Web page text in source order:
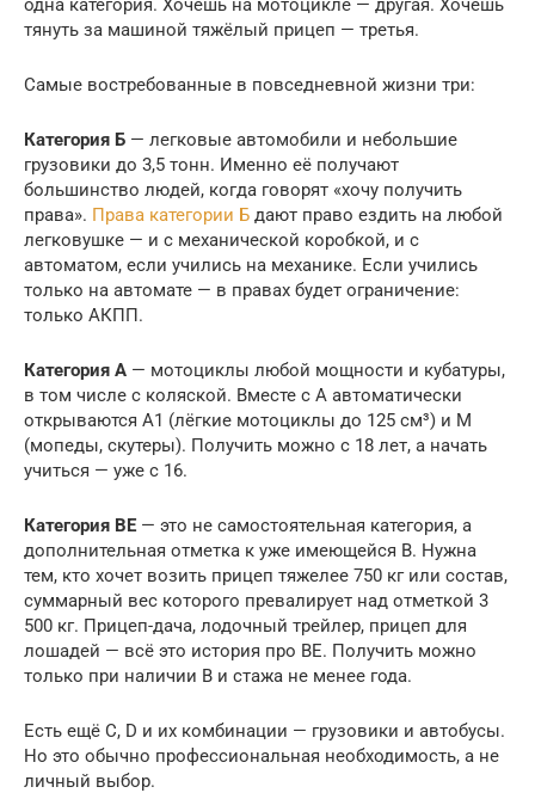
одна категория. Хочешь на мотоцикле — другая. Хочешь
тянуть за машиной тяжёлый прицеп — третья.
Самые востребованные в повседневной жизни три:
Категория Б — легковые автомобили и небольшие
грузовики до 3,5 тонн. Именно её получают
большинство людей, когда говорят «хочу получить
права». Права категории Б дают право ездить на любой
легковушке — и с механической коробкой, и с
автоматом, если учились на механике. Если учились
только на автомате — в правах будет ограничение:
только АКПП.
Категория А — мотоциклы любой мощности и кубатуры,
в том числе с коляской. Вместе с А автоматически
открываются А1 (лёгкие мотоциклы до 125 см³) и М
(мопеды, скутеры). Получить можно с 18 лет, а начать
учиться — уже с 16.
Категория ВЕ — это не самостоятельная категория, а
дополнительная отметка к уже имеющейся В. Нужна
тем, кто хочет возить прицеп тяжелее 750 кг или состав,
суммарный вес которого превалирует над отметкой 3
500 кг. Прицеп-дача, лодочный трейлер, прицеп для
лошадей — всё это история про ВЕ. Получить можно
только при наличии В и стажа не менее года.
Есть ещё С, D и их комбинации — грузовики и автобусы.
Но это обычно профессиональная необходимость, а не
личный выбор.